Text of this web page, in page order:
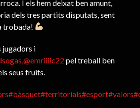
I els hem deixat ben amunt,
dels tres partits disputats, sent
trobada!
i
,@emriiiic22 pel treball ben
seus fruits.
#bàsquet#territorials#esport#valors